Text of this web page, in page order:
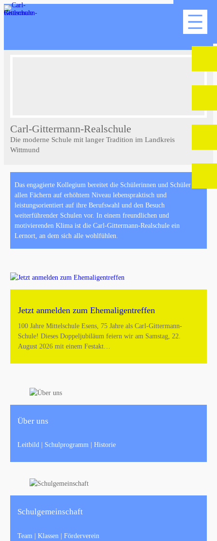
Carl-Gittermann-Realschule
Die moderne Schule mit langer Tradition im Landkreis
Wittmund
Das engagierte Kollegium bereitet die Schülerinnen und Schüler in
allen Fächern auf erhöhtem Niveau lebenspraktisch und
leistungsorientiert auf ihre Berufswahl und den Besuch
weiterführender Schulen vor. In einem freundlichen und
motivierenden Klima ist die Carl-Gittermann-Realschule ein
Lernort, an dem sich alle wohlfühlen.
Jetzt anmelden zum Ehemaligentreffen
100 Jahre Mittelschule Esens, 75 Jahre als Carl-Gittermann-
Schule! Dieses Doppeljubiläum feiern wir am Samstag, 22.
August 2026 mit einem Festakt…
Über uns
Leitbild | Schulprogramm | Historie
Schulgemeinschaft
Team | Klassen | Förderverein